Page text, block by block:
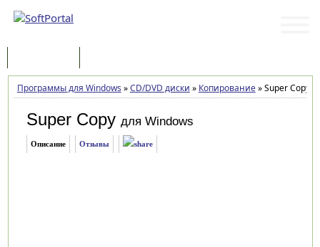
Программы для Windows »CD/DVD диски » Копирование»Super Copy
Super Copy для Windows
Описание Отзывы